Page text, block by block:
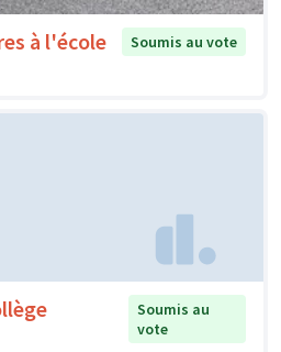
à l'école
Soumis au vote
Soumis au
vote